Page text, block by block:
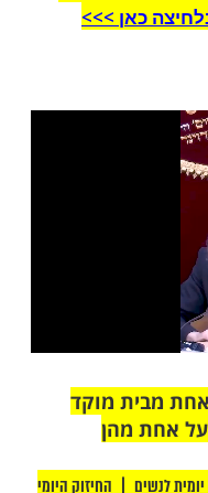
לכל
כאן >>>​